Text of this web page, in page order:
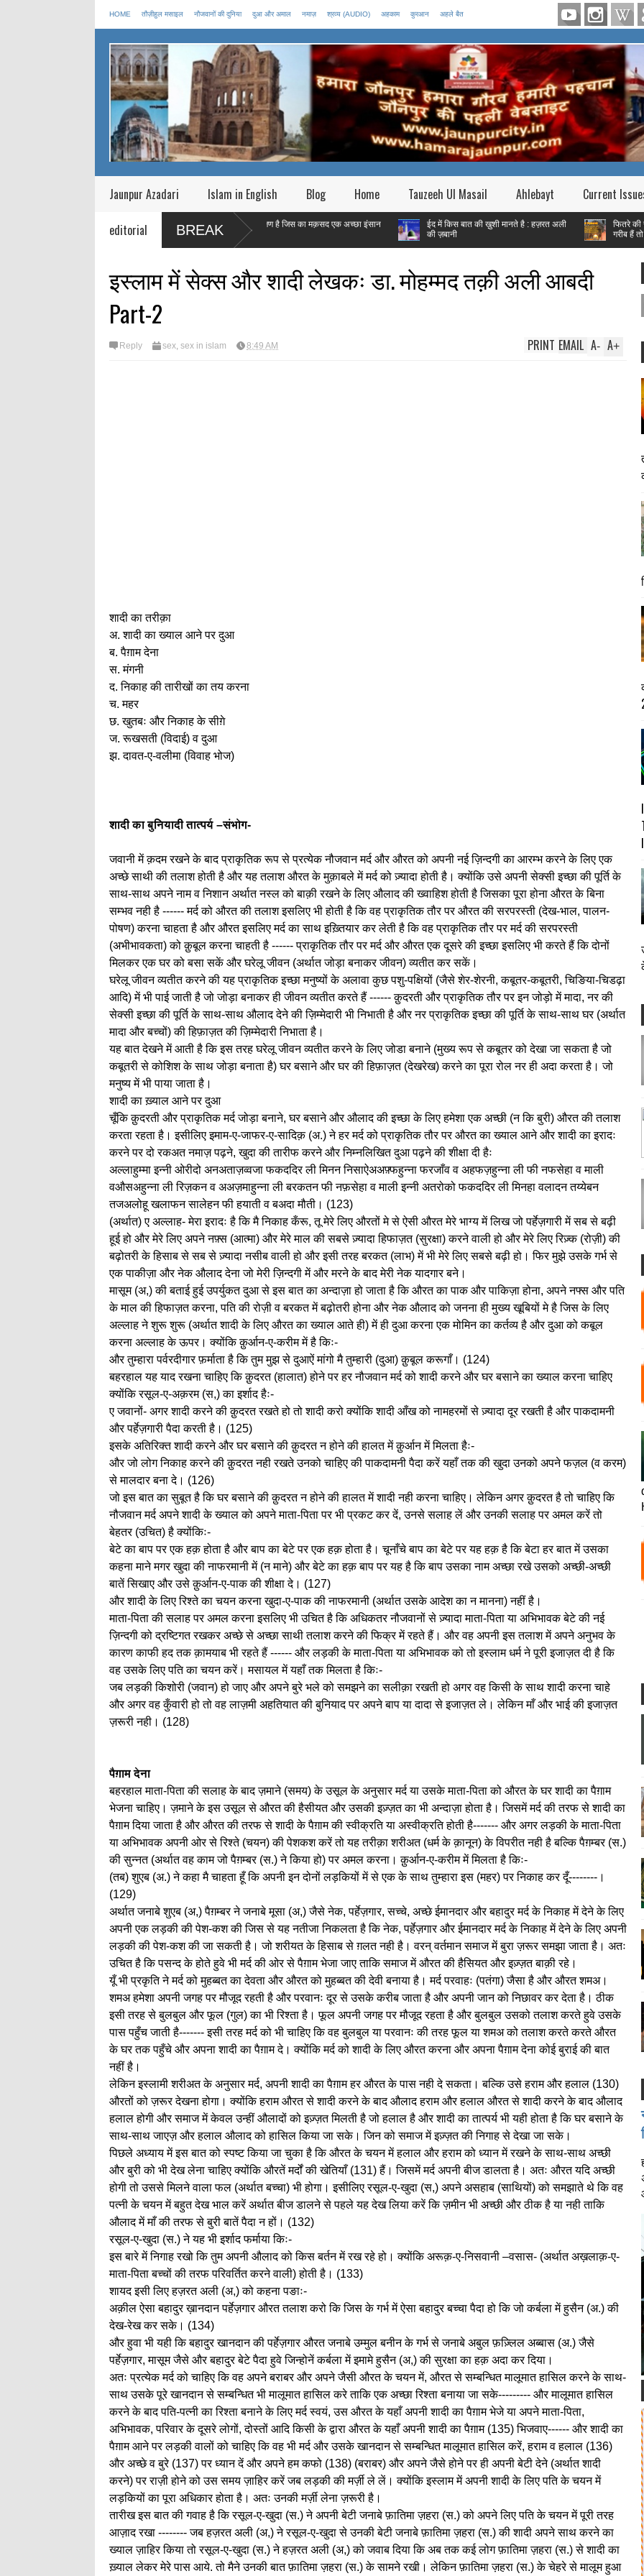
HOME तौज़ीहुल मसाइल नौजवानों की दुनिया दुआ और अमाल नमाज़ श्रव्य (AUDIO) अहकाम कुरआन अहले बैत
Jaunpur Azadari Islam in English Blog Home Tauzeeh Ul Masail Ahlebayt Current
editorial BREAK
माह ऐ रमज़ान एक महीने का प्रशिक्षण है जिस का मक़सद एक अच्छा इंसान
बनाना है |
ईद में किस बात की ख़ुशी मानते है : हज़रत अली
की ज़बानी
फितरे की रक़म शहर के
गरीब हैं तो |
इस्लाम में सेक्स और शादी लेखकः डा. मोहम्मद तक़ी अली आबदी
Part-2
Reply sex sex in islam 8:49 AM A+
A-
EMAIL
PRINT
शादी का तरीक़ा
अ. शादी का ख्याल आने पर दुआ
ब. पैग़ाम देना
स. मंगनी
द. निकाह की तारीखों का तय करना
च. महर
छ. खुतबः और निकाह के सीग़े
ज. रूखसती (विदाई) व दुआ
झ. दावत-ए-वलीमा (विवाह भोज)
शादी का बुनियादी तात्पर्य –संभोग-
जवानी में क़दम रखने के बाद प्राकृतिक रूप से प्रत्येक नौजवान मर्द और औरत को अपनी नई ज़िन्दगी का आरम्भ करने के लिए एक
अच्छे साथी की तलाश होती है और यह तलाश औरत के मुक़ाबले में मर्द को ज़्यादा होती है। क्योंकि उसे अपनी सेक्सी इच्छा की पूर्ति के
साथ-साथ अपने नाम व निशान अर्थात नस्ल को बाक़ी रखने के लिए औलाद की ख्वाहिश होती है जिसका पूरा होना औरत के बिना
सम्भव नही है ------ मर्द को औरत की तलाश इसलिए भी होती है कि वह प्राकृतिक तौर पर औरत की सरपरस्ती (देख-भाल, पालन-
पोषण) करना चाहता है और औरत इसलिए मर्द का साथ इख़्तियार कर लेती है कि वह प्राकृतिक तौर पर मर्द की सरपरस्ती
(अभीभावकता) को क़ुबूल करना चाहती है ------ प्राकृतिक तौर पर मर्द और औरत एक दूसरे की इच्छा इसलिए भी करते हैं कि दोनों
मिलकर एक घर को बसा सकें और घरेलू जीवन (अर्थात जोड़ा बनाकर जीवन) व्यतीत कर सकें।
घरेलू जीवन व्यतीत करने की यह प्राकृतिक इच्छा मनुष्यों के अलावा कुछ पशु-पक्षियों (जैसे शेर-शेरनी, कबूतर-कबूतरी, चिङिया-चिडढ़ा
आदि) में भी पाई जाती है जो जोड़ा बनाकर ही जीवन व्यतीत करते हैं ------ क़ुदरती और प्राकृतिक तौर पर इन जोड़ो में मादा, नर की
सेक्सी इच्छा की पूर्ति के साथ-साथ औलाद देने की ज़िम्मेदारी भी निभाती है और नर प्राकृतिक इच्छा की पूर्ति के साथ-साथ घर (अर्थात
मादा और बच्चों) की हिफ़ाज़त की ज़िम्मेदारी निभाता है।
यह बात देखने में आती है कि इस तरह घरेलू जीवन व्यतीत करने के लिए जोडा बनाने (मुख्य रूप से कबूतर को देखा जा सकता है जो
कबूतरी से कोशिश के साथ जोड़ा बनाता है) घर बसाने और घर की हिफ़ाज़त (देखरेख) करने का पूरा रोल नर ही अदा करता है। जो
मनुष्य में भी पाया जाता है।
शादी का ख़्याल आने पर दुआ
चूँकि क़ुदरती और प्राकृतिक मर्द जोड़ा बनाने, घर बसाने और औलाद की इच्छा के लिए हमेशा एक अच्छी (न कि बुरी) औरत की तलाश
करता रहता है। इसीलिए इमाम-ए-जाफर-ए-सादिक़ (अ.) ने हर मर्द को प्राकृतिक तौर पर औरत का ख्याल आने और शादी का इरादः
करने पर दो रकअत नमाज़ पढ़ने, खुदा की तारीफ करने और निम्नलिखित दुआ पढ़ने की शीक्षा दी हैः
अल्लाहुम्मा इन्नी ओरीदो अनअताज़व्वजा फकददिर ली मिनन निसाऐअअफ़्फहुन्ना फरजाँव व अहफज़हुन्ना ली फी नफसेहा व माली
वऔसअहुन्ना ली रिज़कन व अअज़माहुन्ना ली बरकतन फी नफ़सेहा व माली इन्नी अतरोको फकददिर ली मिनहा वलादन तय्येबन
तजअलोहू खलाफन सालेहन फी हयाती व बअदा मौती। (123)
(अर्थात) ए अल्लाह- मेरा इरादः है कि मै निकाह कँरू, तू मेरे लिए औरतों मे से ऐसी औरत मेरे भाग्य में लिख जो पर्हेज़गारी में सब से बढ़ी
हूई हो और मेरे लिए अपने नफ़्स (आत्मा) और मेरे माल की सबसे ज़्यादा हिफाज़त (सुरक्षा) करने वाली हो और मेरे लिए रिज़्क (रोज़ी) की
बढ़ोतरी के हिसाब से सब से ज़्यादा नसीब वाली हो और इसी तरह बरकत (लाभ) में भी मेरे लिए सबसे बढ़ी हो। फिर मुझे उसके गर्भ से
एक पाकीज़ा और नेक औलाद देना जो मेरी ज़िन्दगी में और मरने के बाद मेरी नेक यादगार बने।
मासूम (अ,) की बताई हुई उपर्युकत दुआ से इस बात का अन्दाज़ा हो जाता है कि औरत का पाक और पाकिज़ा होना, अपने नफ्स और पति
के माल की हिफाज़त करना, पति की रोज़ी व बरकत में बढ़ोतरी होना और नेक औलाद को जनना ही मुख्य खूबियों मे है जिस के लिए
अल्लाह ने शुरू शुरू (अर्थात शादी के लिए औरत का ख्याल आते ही) में ही दुआ करना एक मोमिन का कर्तव्य है और दुआ को कबूल
करना अल्लाह के ऊपर। क्योंकि क़ुर्आन-ए-करीम में है किः-
और तुम्हारा पर्वरदीगार फ़र्माता है कि तुम मुझ से दुआऐं मांगो मै तुम्हारी (दुआ) क़ुबूल करूगाँ। (124)
बहरहाल यह याद रखना चाहिए कि क़ुदरत (हालात) होने पर हर नौजवान मर्द को शादी करने और घर बसाने का ख्याल करना चाहिए
क्योंकि रसूल-ए-अक़रम (स,) का इर्शाद हैः-
ए जवानों- अगर शादी करने की क़ुदरत रखते हो तो शादी करो क्योंकि शादी आँख को नामहरमों से ज़्यादा दूर रखती है और पाकदामनी
और पर्हेज़गारी पैदा करती है। (125)
इसके अतिरिक्त शादी करने और घर बसाने की क़ुदरत न होने की हालत में क़ुर्आन में मिलता हैः-
और जो लोग निकाह करने की क़ुदरत नही रखते उनको चाहिए की पाकदामनी पैदा करें यहाँ तक की खुदा उनको अपने फज़ल (व करम)
से मालदार बना दे। (126)
जो इस बात का सुबूत है कि घर बसाने की क़ुदरत न होने की हालत में शादी नही करना चाहिए। लेकिन अगर क़ुदरत है तो चाहिए कि
नौजवान मर्द अपने शादी के ख्याल को अपने माता-पिता पर भी प्रकट कर दें, उनसे सलाह लें और उनकी सलाह पर अमल करें तो
बेहतर (उचित) है क्योंकिः-
बेटे का बाप पर एक हक़ होता है और बाप का बेटे पर एक हक़ होता है। चूनाँचे बाप का बेटे पर यह हक़ है कि बेटा हर बात में उसका
कहना माने मगर खुदा की नाफरमानी में (न माने) और बेटे का हक़ बाप पर यह है कि बाप उसका नाम अच्छा रखे उसको अच्छी-अच्छी
बातें सिखाए और उसे क़ुर्आन-ए-पाक की शीक्षा दे। (127)
और शादी के लिए रिश्ते का चयन करना खुदा-ए-पाक की नाफरमानी (अर्थात उसके आदेश का न मानना) नहीं है।
माता-पिता की सलाह पर अमल करना इसलिए भी उचित है कि अधिकतर नौजवानों से ज़्यादा माता-पिता या अभिभावक बेटे की नई
ज़िन्दगी को द्रष्टिगत रखकर अच्छे से अच्छा साथी तलाश करने की फिक्र में रहते हैं। और वह अपनी इस तलाश में अपने अनुभव के
कारण काफी हद तक क़ामयाब भी रहते हैं ------ और लड़की के माता-पिता या अभिभावक को तो इस्लाम धर्म ने पूरी इजाज़त दी है कि
वह उसके लिए पति का चयन करें। मसायल में यहाँ तक मिलता है किः-
जब लड़की किशोरी (जवान) हो जाए और अपने बुरे भले को समझने का सलीक़ा रखती हो अगर वह किसी के साथ शादी करना चाहे
और अगर वह कुँवारी हो तो वह लाज़मी अहतियात की बुनियाद पर अपने बाप या दादा से इजाज़त ले। लेकिन माँ और भाई की इजाज़त
ज़रूरी नही। (128)
पैग़ाम देना
बहरहाल माता-पिता की सलाह के बाद ज़माने (समय) के उसूल के अनुसार मर्द या उसके माता-पिता को औरत के घर शादी का पैग़ाम
भेजना चाहिए। ज़माने के इस उसूल से औरत की हैसीयत और उसकी इज़्ज़त का भी अन्दाज़ा होता है। जिसमें मर्द की तरफ से शादी का
पैग़ाम दिया जाता है और औरत की तरफ से शादी के पैग़ाम की स्वीक्रति या अस्वीक्रति होती है------- और अगर लड़की के माता-पिता
या अभिभावक अपनी ओर से रिश्ते (चयन) की पेशकश करें तो यह तरीक़ा शरीअत (धर्म के क़ानून) के विपरीत नही है बल्कि पैग़म्बर (स.)
की सुन्नत (अर्थात वह काम जो पैग़म्बर (स.) ने किया हो) पर अमल करना। क़ुर्आन-ए-करीम में मिलता है किः-
(तब) शुएब (अ.) ने कहा मै चाहता हूँ कि अपनी इन दोनों लड़कियों में से एक के साथ तुम्हारा इस (महर) पर निकाह कर दूँ--------।
(129)
अर्थात जनाबे शुएब (अ,) पैग़म्बर ने जनाबे मूसा (अ,) जैसे नेक, पर्हेज़गार, सच्चे, अच्छे ईमानदार और बहादुर मर्द के निकाह में देने के लिए
अपनी एक लड़की की पेश-कश की जिस से यह नतीजा निकलता है कि नेक, पर्हेज़गार और ईमानदार मर्द के निकाह में देने के लिए अपनी
लड़की की पेश-कश की जा सकती है। जो शरीयत के हिसाब से ग़लत नही है। वरन् वर्तमान समाज में बुरा ज़रूर समझा जाता है। अतः
उचित है कि पसन्द के होते हुवे भी मर्द की ओर से पैग़ाम भेजा जाए ताकि समाज में औरत की हैसियत और इज़्ज़त बाक़ी रहे।
यूँ भी प्रकृति ने मर्द को मुहब्बत का देवता और औरत को मुहब्बत की देवी बनाया है। मर्द परवाहः (पतंगा) जैसा है और औरत शमअ।
शमअ हमेशा अपनी जगह पर मौजूद रहती है और परवानः दूर से उसके करीब जाता है और अपनी जान को निछावर कर देता है। ठीक
इसी तरह से बुलबुल और फूल (गुल) का भी रिश्ता है। फूल अपनी जगह पर मौजूद रहता है और बुलबुल उसको तलाश करते हुवे उसके
पास पहुँच जाती है------- इसी तरह मर्द को भी चाहिए कि वह बुलबुल या परवानः की तरह फूल या शमअ को तलाश करते करते औरत
के घर तक पहुँचे और अपना शादी का पैग़ाम दे। क्योंकि मर्द को शादी के लिए औरत करना और अपना पैग़ाम देना कोई बुराई की बात
नहीं है।
लेकिन इस्लामी शरीअत के अनुसार मर्द, अपनी शादी का पैग़ाम हर औरत के पास नही दे सकता। बल्कि उसे हराम और हलाल (130)
औरतों को ज़रूर देखना होगा। क्योंकि हराम औरत से शादी करने के बाद औलाद हराम और हलाल औरत से शादी करने के बाद औलाद
हलाल होगी और समाज में केवल उन्हीं औलादों को इज़्ज़त मिलती है जो हलाल है और शादी का तात्पर्य भी यही होता है कि घर बसाने के
साथ-साथ जाएज़ और हलाल औलाद को हासिल किया जा सके। जिन को समाज में इज़्ज़त की निगाह से देखा जा सके।
पिछले अध्याय में इस बात को स्पष्ट किया जा चुका है कि औरत के चयन में हलाल और हराम को ध्यान में रखने के साथ-साथ अच्छी
और बुरी को भी देख लेना चाहिए क्योंकि औरतें मर्दों की खेतियाँ (131) हैं। जिसमें मर्द अपनी बीज डालता है। अतः औरत यदि अच्छी
होगी तो उससे मिलने वाला फल (अर्थात बच्चा) भी होगा। इसीलिए रसूल-ए-खुदा (स,) अपने असहाब (साथियों) को समझाते थे कि वह
पत्नी के चयन में बहुत देख भाल करें अर्थात बीज डालने से पहले यह देख लिया करें कि ज़मीन भी अच्छी और ठीक है या नही ताकि
औलाद में माँ की तरफ से बुरी बातें पैदा न हों। (132)
रसूल-ए-खुदा (स.) ने यह भी इर्शाद फर्माया किः-
इस बारे में निगाह रखो कि तुम अपनी औलाद को किस बर्तन में रख रहे हो। क्योंकि अरूक़-ए-निसवानी –वसास- (अर्थात अख़लाक़-ए-
माता-पिता बच्चों की तरफ परिवर्तित करने वाली) होती है। (133)
शायद इसी लिए हज़रत अली (अ,) को कहना पङाः-
अक़ील ऐसा बहादुर ख़ानदान पर्हेज़गार औरत तलाश करो कि जिस के गर्भ में ऐसा बहादुर बच्चा पैदा हो कि जो कर्बला में हुसैन (अ.) की
देख-रेख कर सके। (134)
और हुवा भी यही कि बहादुर खानदान की पर्हेज़गार औरत जनाबे उम्मुल बनीन के गर्भ से जनाबे अबुल फ़ज़्लिल अब्बास (अ.) जैसे
पर्हेज़गार, मासूम जैसे और बहादुर बेटे पैदा हुवे जिन्होनें कर्बला में इमामे हुसैन (अ,) की सुरक्षा का हक़ अदा कर दिया।
अतः प्रत्येक मर्द को चाहिए कि वह अपने बराबर और अपने जैसी औरत के चयन में, औरत से सम्बन्धित मालूमात हासिल करने के साथ-
साथ उसके पूरे खानदान से सम्बन्धित भी मालूमात हासिल करे ताकि एक अच्छा रिश्ता बनाया जा सके--------- और मालूमात हासिल
करने के बाद पति-पत्नी का रिश्ता बनाने के लिए मर्द स्वयं, उस औरत के यहाँ अपनी शादी का पैग़ाम भेजे या अपने माता-पिता,
अभिभावक, परिवार के दूसरे लोगों, दोस्तों आदि किसी के द्वारा औरत के यहाँ अपनी शादी का पैग़ाम (135) भिजवाए------ और शादी का
पैग़ाम आने पर लड़की वालों को चाहिए कि वह भी मर्द और उसके खानदान से सम्बन्धित मालूमात हासिल करें, हराम व हलाल (136)
और अच्छे व बुरे (137) पर ध्यान दें और अपने हम कफो (138) (बराबर) और अपने जैसे होने पर ही अपनी बेटी देने (अर्थात शादी
करने) पर राज़ी होने को उस समय ज़ाहिर करें जब लड़की की मर्ज़ी ले लें। क्योंकि इस्लाम में अपनी शादी के लिए पति के चयन में
लड़कियों का पूरा अधिकार होता है। अतः उनकी मर्ज़ी लेना ज़रूरी है।
तारीख इस बात की गवाह है कि रसूल-ए-खुदा (स.) ने अपनी बेटी जनाबे फ़ातिमा ज़हरा (स.) को अपने लिए पति के चयन में पूरी तरह
आज़ाद रखा -------- जब हज़रत अली (अ,) ने रसूल-ए-खुदा से उनकी बेटी जनाबे फ़ातिमा ज़हरा (स.) की शादी अपने साथ करने का
ख्याल ज़ाहिर किया तो रसूल-ए-खुदा (स.) ने हज़रत अली (अ,) को जवाब दिया कि अब तक कई लोग फ़ातिमा ज़हरा (स.) से शादी का
ख़्याल लेकर मेरे पास आये. तो मैने उनकी बात फ़ातिमा ज़हरा (स.) के सामने रखी। लेकिन फ़ातिमा ज़हरा (स.) के चेहरे से मालूम हुआ